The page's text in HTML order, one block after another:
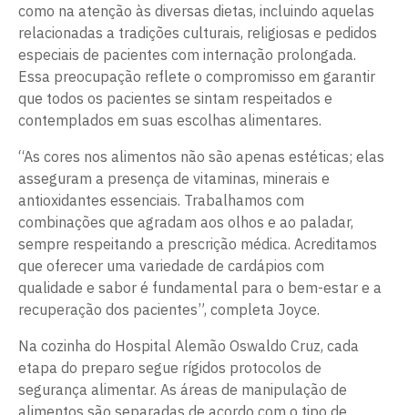
como na atenção às diversas dietas, incluindo aquelas
relacionadas a tradições culturais, religiosas e pedidos
especiais de pacientes com internação prolongada.
Essa preocupação reflete o compromisso em garantir
que todos os pacientes se sintam respeitados e
contemplados em suas escolhas alimentares.
“As cores nos alimentos não são apenas estéticas; elas
asseguram a presença de vitaminas, minerais e
antioxidantes essenciais. Trabalhamos com
combinações que agradam aos olhos e ao paladar,
sempre respeitando a prescrição médica. Acreditamos
que oferecer uma variedade de cardápios com
qualidade e sabor é fundamental para o bem-estar e a
recuperação dos pacientes”, completa Joyce.
Na cozinha do Hospital Alemão Oswaldo Cruz, cada
etapa do preparo segue rígidos protocolos de
segurança alimentar. As áreas de manipulação de
alimentos são separadas de acordo com o tipo de